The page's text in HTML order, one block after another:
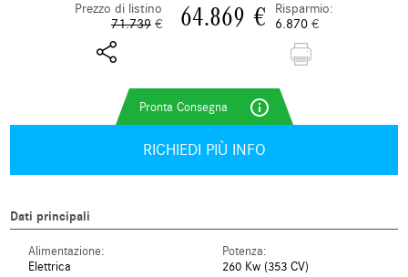
Prezzo di listino
71.739 € 64.869 €
Risparmio:
6.870 €
info_outline
RICHIEDI PIÙ INFO
Dati principali
Alimentazione:
Elettrica
Potenza:
260 Kw (353 CV)